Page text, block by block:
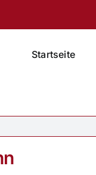
Startseite